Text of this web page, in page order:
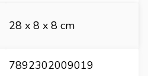
28 x 8 x 8 cm
7892302009019